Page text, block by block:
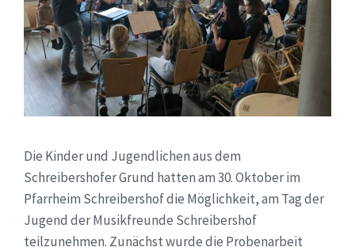
Die Kinder und Jugendlichen aus dem
Schreibershofer Grund hatten am 30. Oktober im
Pfarrheim Schreibershof die Möglichkeit, am Tag der
Jugend der Musikfreunde Schreibershof
teilzunehmen. Zunächst wurde die Probenarbeit